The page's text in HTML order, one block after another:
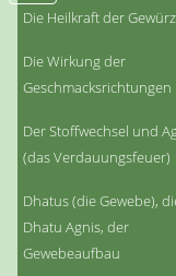
Die Heilkraft der
Die Wirkung der
Geschmacksrichtungen
Der Stoffwechsel und
(das Verdauungsfeuer)
Dhatus (die Gewebe),
Dhatu Agnis, der
Gewebeaufbau